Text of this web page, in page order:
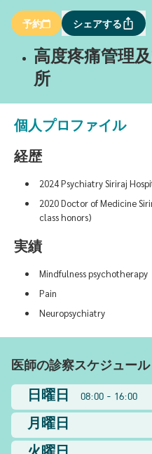
予約 シェアする
高度疼痛管理
所
個人プロファイル
経歴
2024 Psychiatry Siriraj
2020 Doctor of Medicine
class honors)
実績
Mindfulness psychotherapy
Pain
Neuropsychiatry
医師の診察スケジュール
日曜日
08:00 - 16:00
月曜日